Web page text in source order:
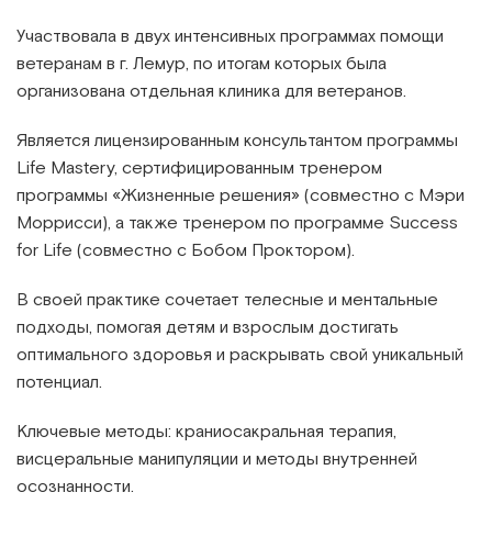
Участвовала в двух интенсивных программах помощи
ветеранам в г. Лемур, по итогам которых была
организована отдельная клиника для ветеранов.
Является лицензированным консультантом программы
Life Mastery, сертифицированным тренером
программы «Жизненные решения» (совместно с Мэри
Моррисси), а также тренером по программе Success
for Life (совместно с Бобом Проктором).
В своей практике сочетает телесные и ментальные
подходы, помогая детям и взрослым достигать
оптимального здоровья и раскрывать свой уникальный
потенциал.
Ключевые методы: краниосакральная терапия,
висцеральные манипуляции и методы внутренней
осознанности.